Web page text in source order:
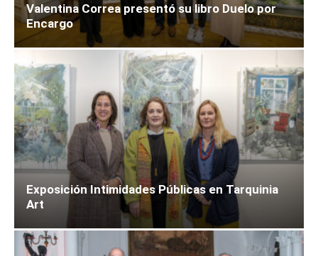
Valentina Correa presentó su libro Duelo por
Encargo
Exposición Intimidades Públicas en Tarquinia
Art